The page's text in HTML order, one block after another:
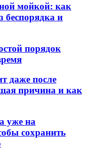
мойкой: как
беспорядка и
порядок
даже после
причина и как
уже на
сохранить